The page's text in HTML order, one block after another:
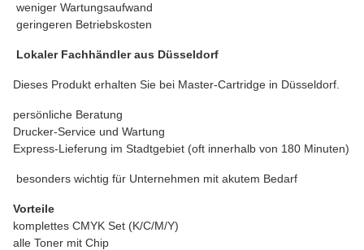
weniger Wartungsaufwand
geringeren Betriebskosten
Lokaler Fachhändler aus Düsseldorf
Dieses Produkt erhalten Sie bei Master-Cartridge in Düsseldorf.
persönliche Beratung
Drucker-Service und Wartung
Express-Lieferung im Stadtgebiet (oft innerhalb von 180 Minuten)
besonders wichtig für Unternehmen mit akutem Bedarf
Vorteile
komplettes CMYK Set (K/C/M/Y)
alle Toner mit Chip